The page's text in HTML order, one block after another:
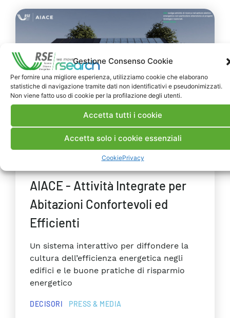
Gestione Consenso Cookie
Per fornire una migliore esperienza, utilizziamo cookie che elaborano
statistiche di navigazione tramite dati non identificativi e pseudonimizzati.
Non viene fatto uso di cookie per la profilazione degli utenti.
Accetta tutti i cookie
Accetta solo i cookie essenziali
CookiePrivacy
SITI WEB, WEB APPLICATION,
AIACE - Attività Integrate per
Abitazioni Confortevoli ed
Efficienti
Un sistema interattivo per diffondere la
cultura dell’efficienza energetica negli
edifici e le buone pratiche di risparmio
energetico
DECISORI PRESS & MEDIA